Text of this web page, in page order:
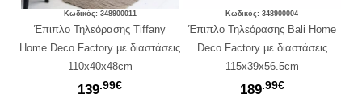
Κωδικός: 348900011
Έπιπλο Τηλεόρασης Tiffany
Home Deco Factory με διαστάσεις
110x40x48cm
139.99€
Κωδικός: 348900004
Έπιπλο Τηλεόρασης Bali Home
Deco Factory με διαστάσεις
115x39x56.5cm
189.99€